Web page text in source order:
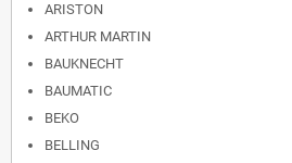
ARISTON
ARTHUR MARTIN
BAUKNECHT
BAUMATIC
BEKO
BELLING